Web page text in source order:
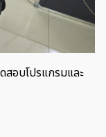
สอบโปรแกรมและ